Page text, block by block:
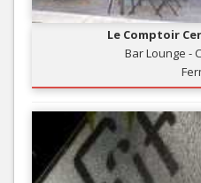
Le Comptoir
Bar Lounge -